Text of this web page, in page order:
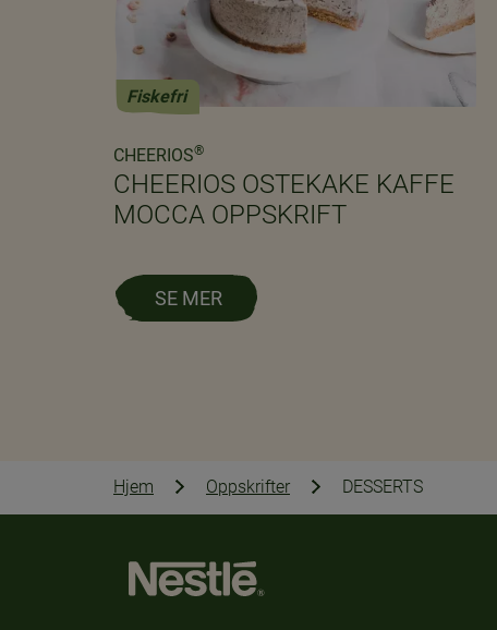
Fiskefri
CHEERIOS®
CHEERIOS OSTEKAKE KAFFE
MOCCA OPPSKRIFT
SE MER
Hjem Oppskrifter DESSERTS